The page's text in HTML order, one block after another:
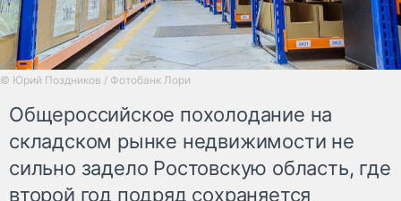
© Юрий Поздников / Фотобанк Лори
Общероссийское похолодание на
складском рынке недвижимости не
сильно задело Ростовскую область, где
второй год подряд сохраняется